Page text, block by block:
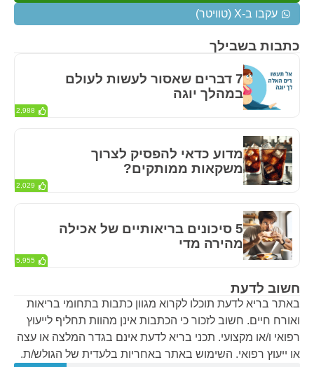
חשוב לדעת
באתר בריא לדעת תוכלו לקרוא מגוון כתבות בתחומי בריאות
ואורח חיים. חשוב לזכור כי הכתבות אינן מהוות תחליף לייעוץ
רפואי ו/או מקצועי. תכני בריא לדעת אינם בגדר המלצה או עצה
או ייעוץ רפואי. השימוש באתר באחריות בלעדית של הגולש/ת.
כתבות בשבילך
7 דברים שאסור לעשות לעולם
במהלך יוגה
2,988
מדוע כדאי להפסיק לצרוך
משקאות ממותקים?
2,029
5 סיכונים בריאותיים של אכילה
מהירה מדי
5,955
עקבו ב-X (טוויטר)